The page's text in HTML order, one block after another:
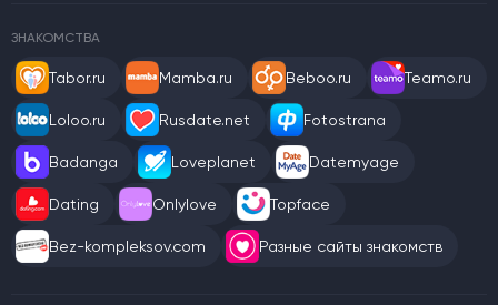
ЗНАКОМСТВА
Tabor.ru Mamba.ru Beboo.ru Teamo.ru
Loloo.ru Rusdate.net Fotostrana
Badanga Loveplanet Datemyage
Dating Onlylove Topface
Bez-kompleksov.com Разные сайты знакомств